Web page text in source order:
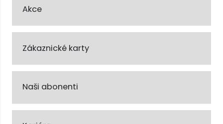
Akce
Zákaznické karty
Naši abonenti